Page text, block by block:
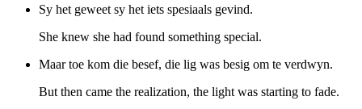
Sy het geweet sy het iets spesiaals gevind.
She knew she had found something special.
Maar toe kom die besef, die lig was besig om te verdwyn.
But then came the realization, the light was starting to fade.